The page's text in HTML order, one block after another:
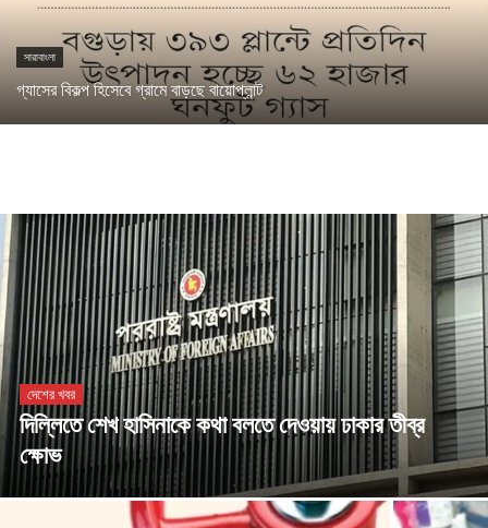
সারাবাংলা
গ্যাসের বিকল্প হিসেবে গ্রামে বাড়ছে বায়োপ্লান্ট
দেশের খবর
দিল্লিতে শেখ হাসিনাকে কথা বলতে দেওয়ায় ঢাকার তীব্র
ক্ষোভ